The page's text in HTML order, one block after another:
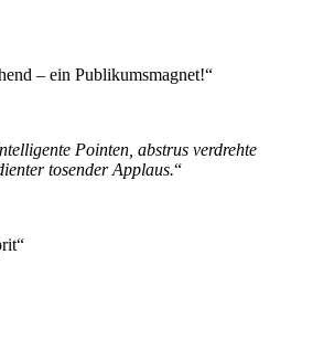
– ein Publikumsmagnet!“
Pointen, abstrus verdrehte
tosender Applaus.“